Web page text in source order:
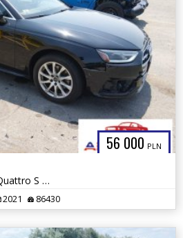
56 000 PLN
2021r., Premium 40 Tfsi Quattro S Tronic, 2L, od ubezpieczalni
2021 86430